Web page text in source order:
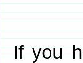
If you